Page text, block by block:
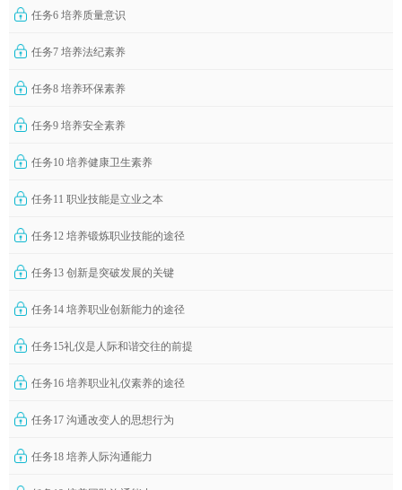
任务6 培养质量意识
任务7 培养法纪素养
任务8 培养环保素养
任务9 培养安全素养
任务10 培养健康卫生素养
任务11 职业技能是立业之本
任务12 培养锻炼职业技能的途径
任务13 创新是突破发展的关键
任务14 培养职业创新能力的途径
任务15礼仪是人际和谐交往的前提
任务16 培养职业礼仪素养的途径
任务17 沟通改变人的思想行为
任务18 培养人际沟通能力